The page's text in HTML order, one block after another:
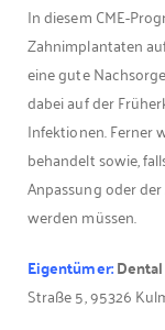
In diesem CME-
Zahnimplantaten
eine gute
dabei auf der
Infektionen. Ferner
behandelt sowie,
Anpassung oder
werden müssen.
Eigentümer:
Straße 5, 95326